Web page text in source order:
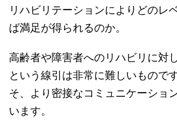
リハビリテーションによりどのレ
ば満足が得られるのか。
高齢者や障害者へのリハビリに対
という線引は非常に難しいもので
そ、より密接なコミュニケーショ
います。